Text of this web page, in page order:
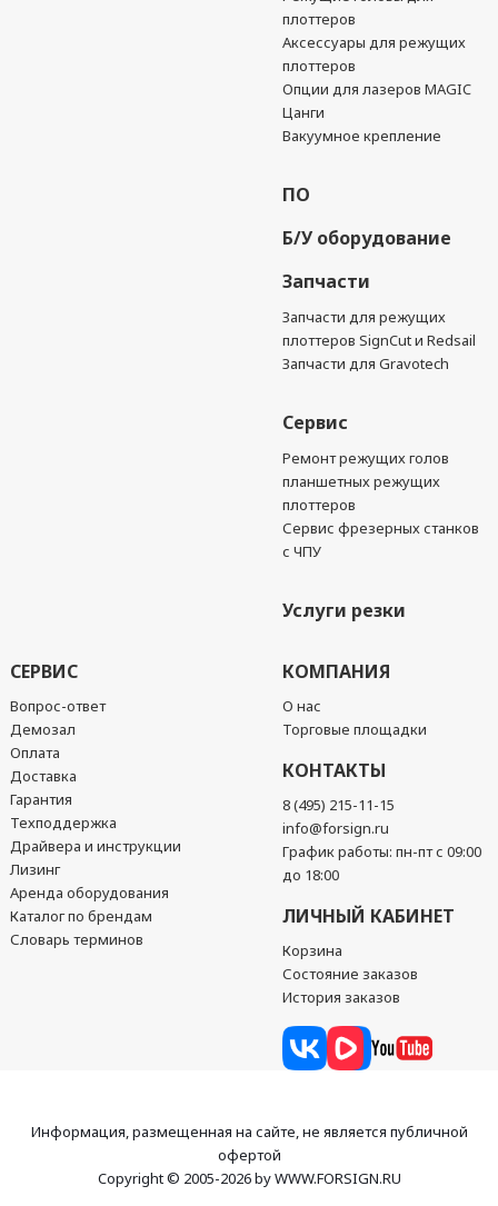
плоттеров
Аксессуары для режущих
плоттеров
Опции для лазеров MAGIC
Цанги
Вакуумное крепление
ПО
Б/У оборудование
Запчасти
Запчасти для режущих
плоттеров SignCut и Redsail
Запчасти для Gravotech
Сервис
Ремонт режущих голов
планшетных режущих
плоттеров
Сервис фрезерных станков
с ЧПУ
Услуги резки
СЕРВИС
Вопрос-ответ
Демозал
Оплата
Доставка
Гарантия
Техподдержка
Драйвера и инструкции
Лизинг
Аренда оборудования
Каталог по брендам
Словарь терминов
КОМПАНИЯ
О нас
Торговые площадки
КОНТАКТЫ
8 (495) 215-11-15
info@forsign.ru
График работы: пн-пт с 09:00
до 18:00
ЛИЧНЫЙ КАБИНЕТ
Корзина
Состояние заказов
История заказов
Информация, размещенная на сайте, не является публичной
офертой
Copyright © 2005-2026 by WWW.FORSIGN.RU